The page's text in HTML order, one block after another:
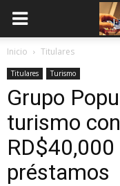
Inicio Titulares
Titulares Turismo
Grupo
turismo
préstamos